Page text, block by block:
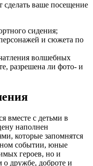
ваше посещение
сидения;
и сюжета по
волшебных
разрешена ли фото- и
вместе с детьми в
наполнен
которые запомнятся
событии, юные
героев, но и
дружбе, доброте и